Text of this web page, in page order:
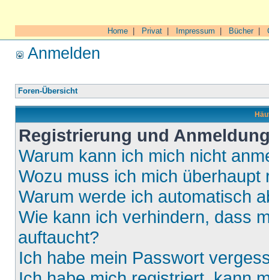
Home Privat Impressum Bücher|
Anmelden
Foren-Übersicht
Registrierung und
Warum kann ich mich nicht
Wozu muss ich mich überhaupt
Warum werde ich automatisch
Wie kann ich verhindern, dass
auftaucht?
Ich habe mein Passwort